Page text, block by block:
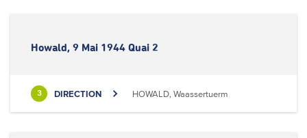
Howald, 9 Mai 1944 Quai 2
3 DIRECTION HOWALD, Waassertuerm